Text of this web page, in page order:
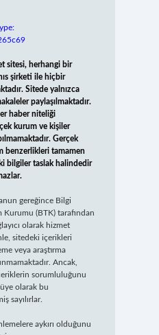
sitesi, herhangi bir
şirketi ile hiçbir
Sitede yalnızca
paylaşılmaktadır.
haber niteliği
kurum ve kişiler
Gerçek
benzerlikleri tamamen
bilgiler taslak halindedir
gereğince Bilgi
(BTK) tarafından
olarak hizmet
sitedeki içerikleri
veya araştırma
Ancak,
sorumluluğunu
olarak bu
sayılırlar.
aykırı olduğunu